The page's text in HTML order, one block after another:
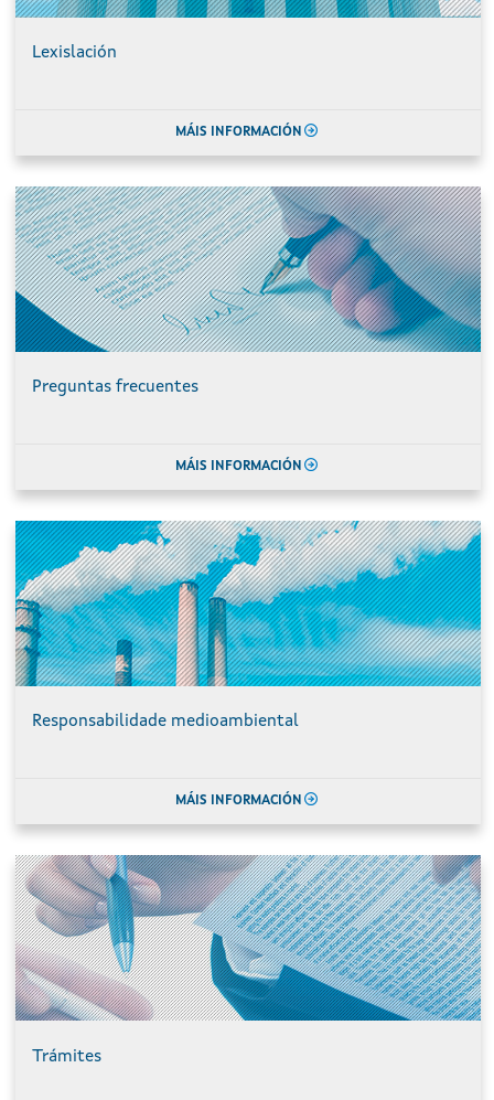
Lexislación
MÁIS INFORMACIÓN
Preguntas frecuentes
MÁIS INFORMACIÓN
Responsabilidade medioambiental
MÁIS INFORMACIÓN
Trámites